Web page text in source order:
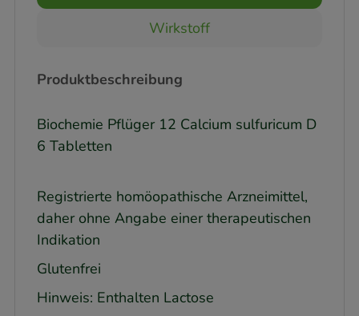
Wirkstoff
Produktbeschreibung
Biochemie Pflüger 12 Calcium sulfuricum D
6 Tabletten
Registrierte homöopathische Arzneimittel,
daher ohne Angabe einer therapeutischen
Indikation
Glutenfrei
Hinweis: Enthalten Lactose